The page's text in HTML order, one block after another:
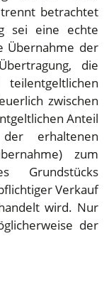
betrachtet
sei eine echte
Übernahme der
die
zwischen
Anteil
erhaltenen
zum
Grundstücks
Verkauf
wird. Nur
der